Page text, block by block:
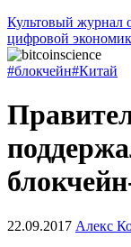
Культовый журнал
цифровой
#блокчейн#Китай
22.09.2017 Алекс